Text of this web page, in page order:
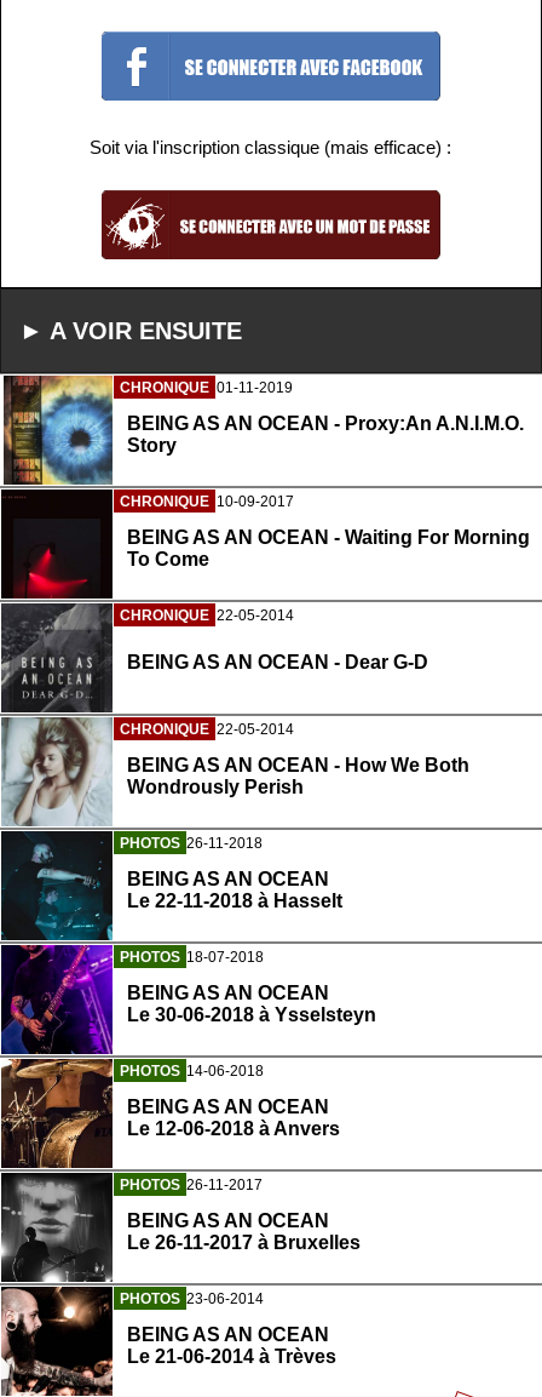
Soit via l'inscription classique (mais efficace) :
► A VOIR ENSUITE
CHRONIQUE 01-11-2019
BEING AS AN OCEAN - Proxy:An A.N.I.M.O.
Story
CHRONIQUE 10-09-2017
BEING AS AN OCEAN - Waiting For Morning
To Come
CHRONIQUE 22-05-2014
BEING AS AN OCEAN - Dear G-D
CHRONIQUE 22-05-2014
BEING AS AN OCEAN - How We Both
Wondrously Perish
PHOTOS 26-11-2018
BEING AS AN OCEAN
Le 22-11-2018 à Hasselt
PHOTOS 18-07-2018
BEING AS AN OCEAN
Le 30-06-2018 à Ysselsteyn
PHOTOS 14-06-2018
BEING AS AN OCEAN
Le 12-06-2018 à Anvers
PHOTOS 26-11-2017
BEING AS AN OCEAN
Le 26-11-2017 à Bruxelles
PHOTOS 23-06-2014
BEING AS AN OCEAN
Le 21-06-2014 à Trèves